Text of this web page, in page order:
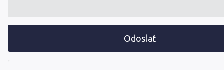
Odoslať